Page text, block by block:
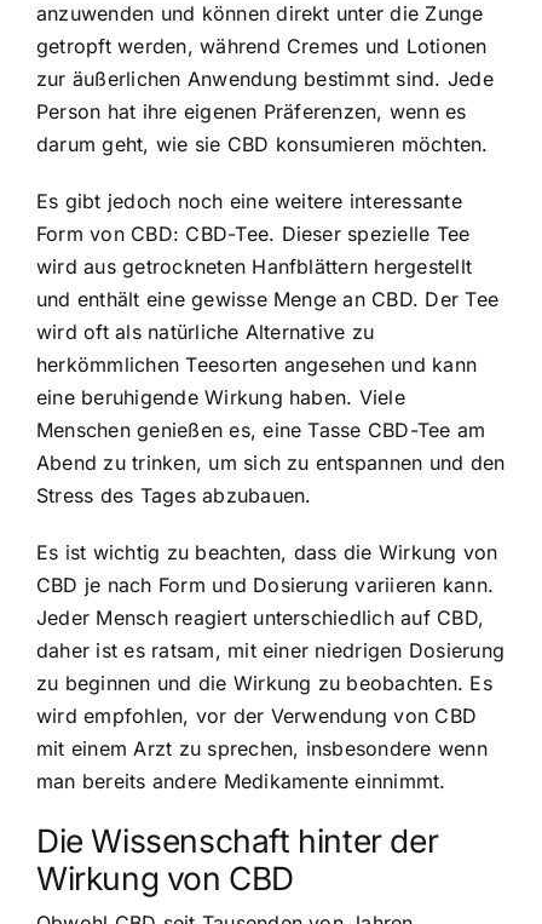
anzuwenden und können direkt unter die Zunge
getropft werden, während Cremes und Lotionen
zur äußerlichen Anwendung bestimmt sind. Jede
Person hat ihre eigenen Präferenzen, wenn es
darum geht, wie sie CBD konsumieren möchten.
Es gibt jedoch noch eine weitere interessante
Form von CBD: CBD-Tee. Dieser spezielle Tee
wird aus getrockneten Hanfblättern hergestellt
und enthält eine gewisse Menge an CBD. Der Tee
wird oft als natürliche Alternative zu
herkömmlichen Teesorten angesehen und kann
eine beruhigende Wirkung haben. Viele
Menschen genießen es, eine Tasse CBD-Tee am
Abend zu trinken, um sich zu entspannen und den
Stress des Tages abzubauen.
Es ist wichtig zu beachten, dass die Wirkung von
CBD je nach Form und Dosierung variieren kann.
Jeder Mensch reagiert unterschiedlich auf CBD,
daher ist es ratsam, mit einer niedrigen Dosierung
zu beginnen und die Wirkung zu beobachten. Es
wird empfohlen, vor der Verwendung von CBD
mit einem Arzt zu sprechen, insbesondere wenn
man bereits andere Medikamente einnimmt.
Die Wissenschaft hinter der
Wirkung von CBD